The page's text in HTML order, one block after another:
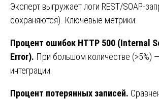
Эксперт выгружает логи REST/SOAP-
сохраняются). Ключевые метрики:
Процент ошибок HTTP 500 (Internal
Error). При большом количестве (>5%)
интеграции.
Процент потерянных записей.